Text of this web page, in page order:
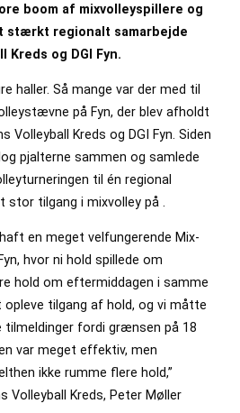
boom af mixvolleyspillere og
stærkt regionalt samarbejde
Kreds og DGI Fyn.
haller. Så mange var der med til
på Fyn, der blev afholdt
Volleyball Kreds og DGI Fyn. Siden
pjalterne sammen og samlede
til én regional
stor tilgang i mixvolley på .
en meget velfungerende Mix-
hvor ni hold spillede om
hold om eftermiddagen i samme
opleve tilgang af hold, og vi måtte
tilmeldinger fordi grænsen på 18
var meget effektiv, men
ikke rumme flere hold,”
Volleyball Kreds, Peter Møller